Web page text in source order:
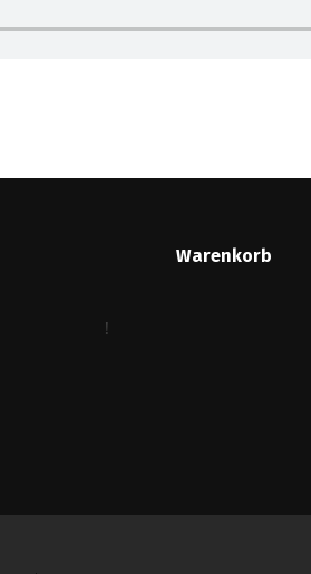
Warenkorb